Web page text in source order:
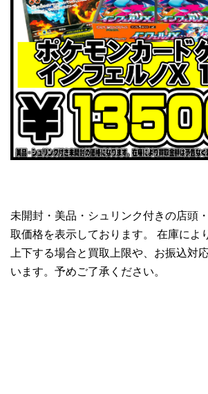
未開封・美品・シュリンク付きの店頭
取価格を表示しております。 在庫によ
上下する場合と買取上限や、お振込対
います。予めご了承ください。